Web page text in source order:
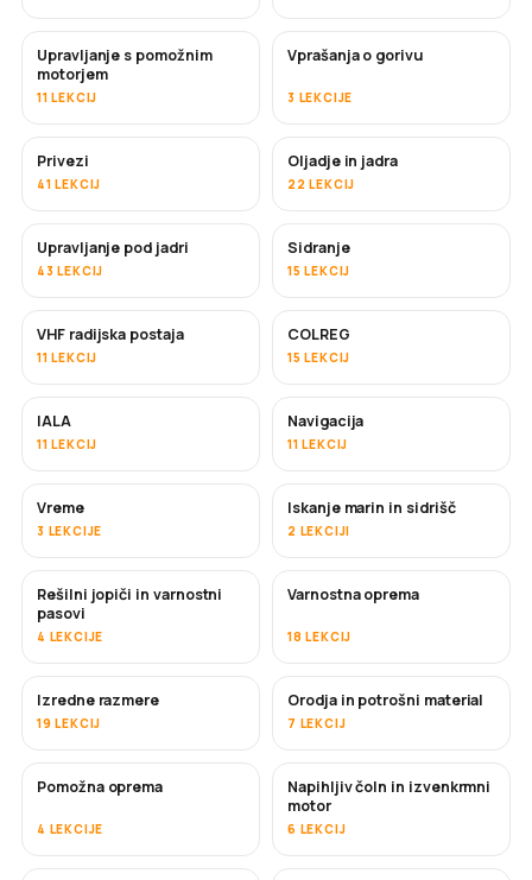
Upravljanje s pomožnim
motorjem
11 LEKCIJ
Vprašanja o gorivu
3 LEKCIJE
Privezi
41 LEKCIJ
Oljadje in jadra
22 LEKCIJ
Upravljanje pod jadri
43 LEKCIJ
Sidranje
15 LEKCIJ
VHF radijska postaja
11 LEKCIJ
COLREG
15 LEKCIJ
IALA
11 LEKCIJ
Navigacija
11 LEKCIJ
Vreme
3 LEKCIJE
Iskanje marin in sidrišč
2 LEKCIJI
Rešilni jopiči in varnostni
pasovi
4 LEKCIJE
Varnostna oprema
18 LEKCIJ
Izredne razmere
19 LEKCIJ
Orodja in potrošni material
7 LEKCIJ
Pomožna oprema
4 LEKCIJE
Napihljiv čoln in izvenkrmni
motor
6 LEKCIJ